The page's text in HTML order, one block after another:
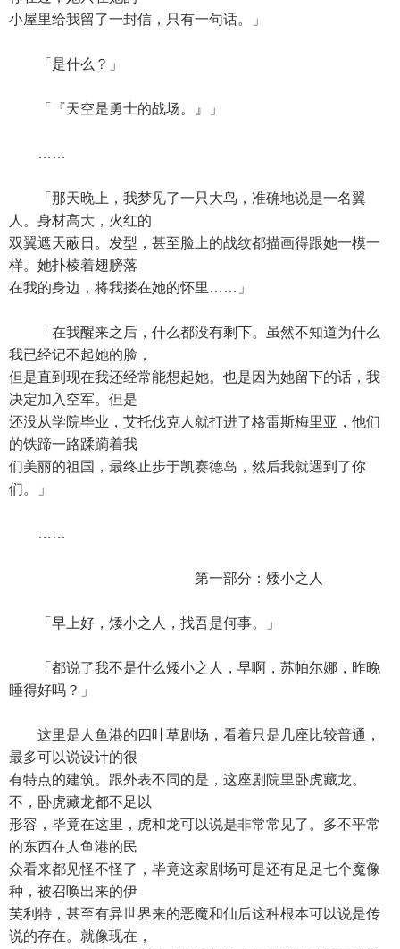
小屋里给我留了一封信，只有一句话。」
「是什么？」
「『天空是勇士的战场。』」
……
「那天晚上，我梦见了一只大鸟，准确地说是一名翼
人。身材高大，火红的
双翼遮天蔽日。发型，甚至脸上的战纹都描画得跟她一模一
样。她扑棱着翅膀落
在我的身边，将我搂在她的怀里……」
「在我醒来之后，什么都没有剩下。虽然不知道为什么
我已经记不起她的脸，
但是直到现在我还经常能想起她。也是因为她留下的话，我
决定加入空军。但是
还没从学院毕业，艾托伐克人就打进了格雷斯梅里亚，他们
的铁蹄一路蹂躏着我
们美丽的祖国，最终止步于凯赛德岛，然后我就遇到了你
们。」
……
第一部分：矮小之人
「早上好，矮小之人，找吾是何事。」
「都说了我不是什么矮小之人，早啊，苏帕尔娜，昨晚
睡得好吗？」
这里是人鱼港的四叶草剧场，看着只是几座比较普通，
最多可以说设计的很
有特点的建筑。跟外表不同的是，这座剧院里卧虎藏龙。
不，卧虎藏龙都不足以
形容，毕竟在这里，虎和龙可以说是非常常见了。多不平常
的东西在人鱼港的民
众看来都见怪不怪了，毕竟这家剧场可是还有足足七个魔像
种，被召唤出来的伊
芙利特，甚至有异世界来的恶魔和仙后这种根本可以说是传
说的存在。就像现在，